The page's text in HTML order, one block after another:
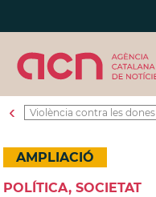
‹ Violència contra les dones
AMPLIACIÓ
POLÍTICA, SOCIETAT